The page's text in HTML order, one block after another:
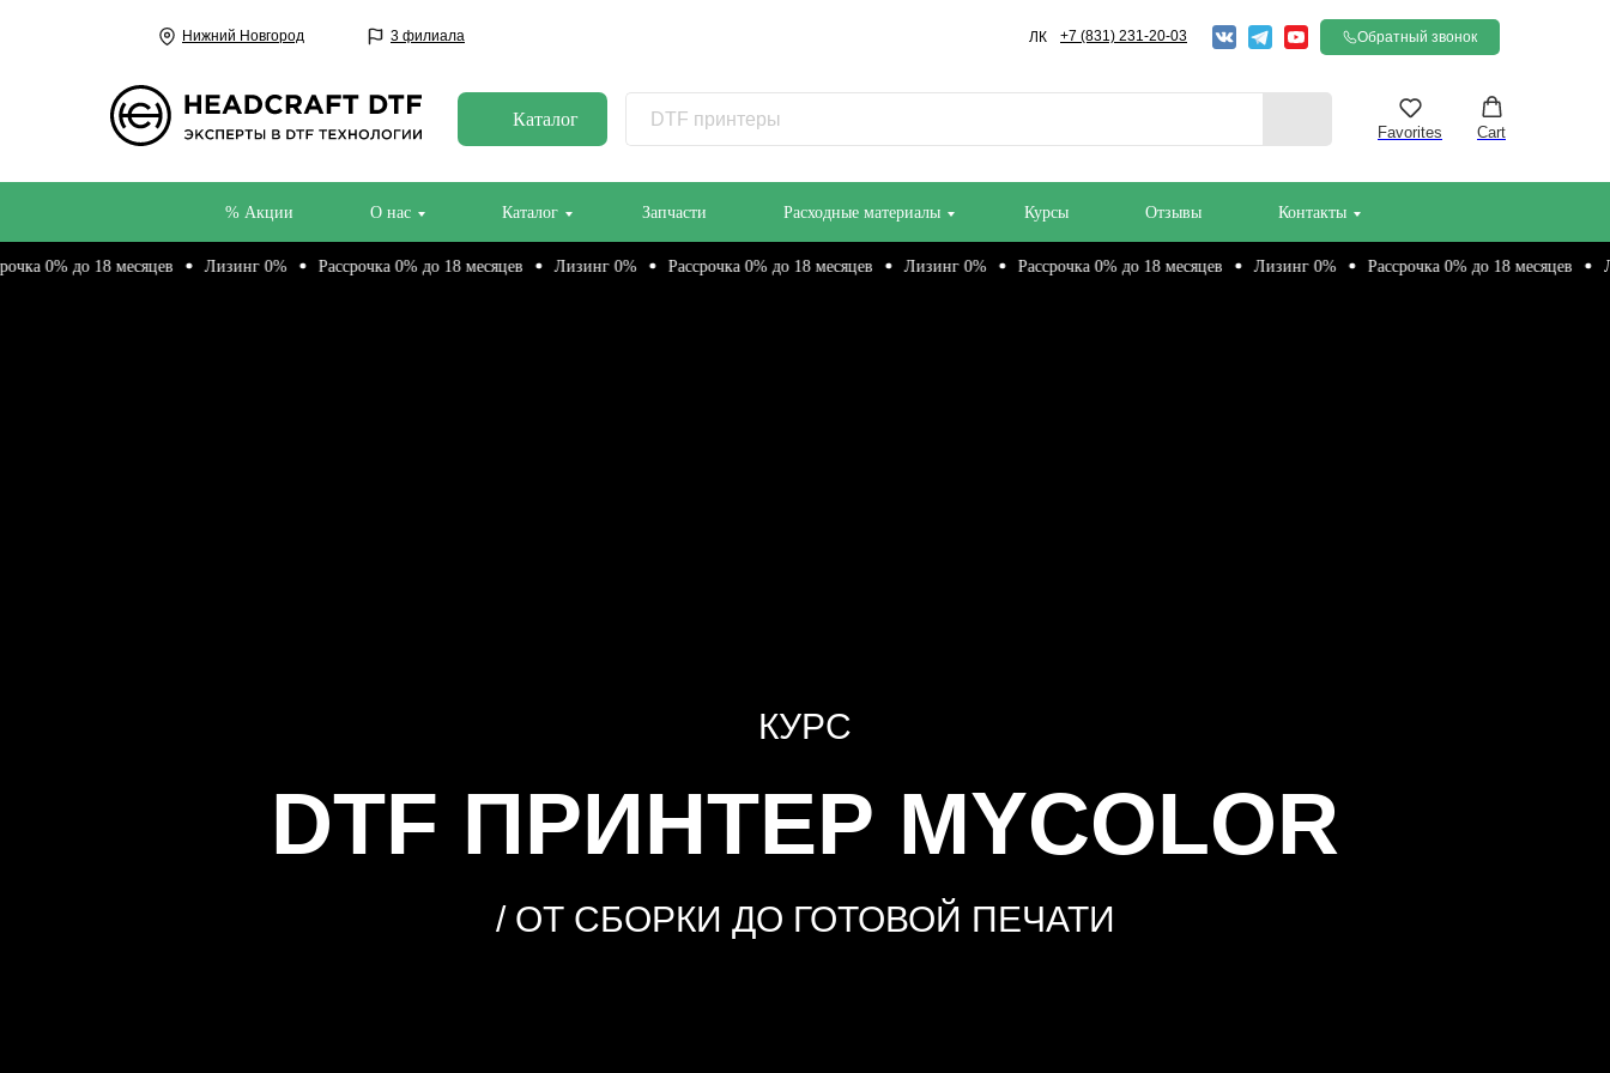
+7 (831) 231-20-03
3 филиала
Нижний Новгород ЛК Обратный звонок
Каталог
Favorites Cart
% Акции О нас Каталог Запчасти Расходные материалы Курсы Отзывы Контакты
до 18 месяцев Лизинг 0% Рассрочка 0% до 18 месяцев Лизинг 0% Рассрочка 0% до 18 месяцев Лизинг 0% Рассрочка 0% до 18 месяцев Лизинг 0% Рассрочка 0% до 18 месяцев
DTF ПРИНТЕР MYCOLOR
/ ОТ СБОРКИ ДО ГОТОВОЙ ПЕЧАТИ
КУРС